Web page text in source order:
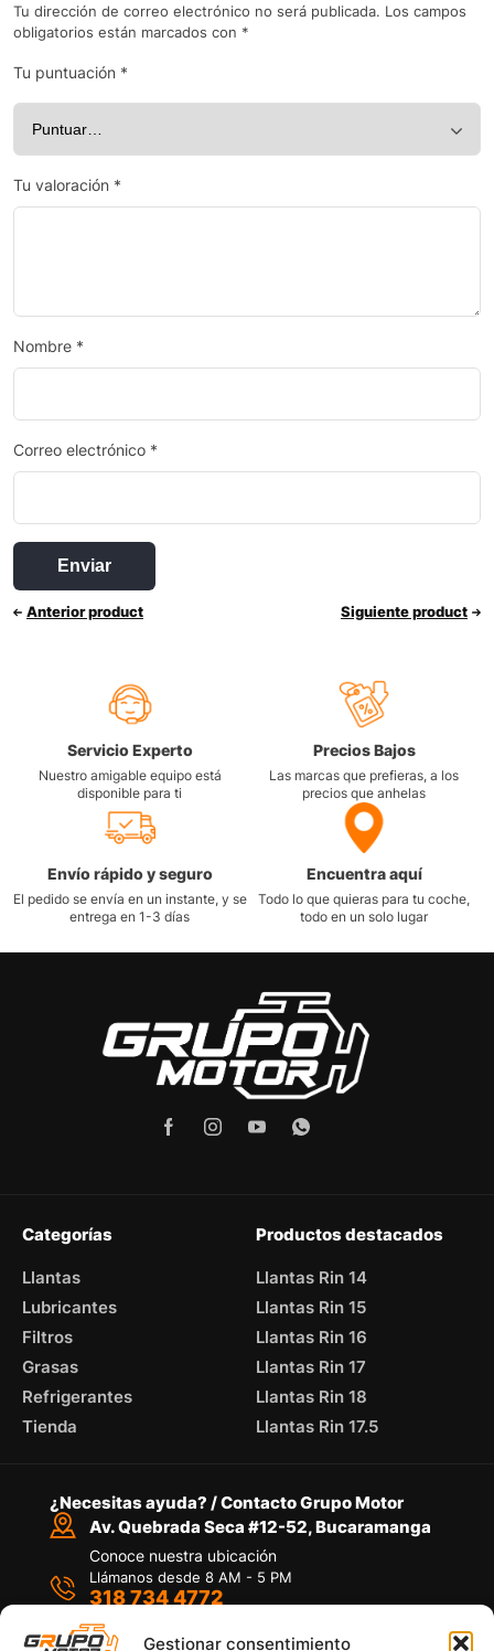
Gestionar consentimiento
Tu dirección de correo electrónico no será publicada. Los campos
obligatorios están marcados con *
Tu puntuación *
Tu valoración *
Nombre *
Correo electrónico *
Anterior product Siguiente product
Servicio Experto
Nuestro amigable equipo está
disponible para ti
Precios Bajos
Las marcas que prefieras, a los
precios que anhelas
Envío rápido y seguro
El pedido se envía en un instante, y se
entrega en 1-3 días
Encuentra aquí
Todo lo que quieras para tu coche,
todo en un solo lugar
Categorías
Llantas
Lubricantes
Filtros
Grasas
Refrigerantes
Tienda
Productos destacados
Llantas Rin 14
Llantas Rin 15
Llantas Rin 16
Llantas Rin 17
Llantas Rin 18
Llantas Rin 17.5
¿Necesitas ayuda? / Contacto Grupo Motor
Av. Quebrada Seca #12-52, Bucaramanga
Conoce nuestra ubicación
Llámanos desde 8 AM - 5 PM
318 734 4772
Por medio de WhatsApp